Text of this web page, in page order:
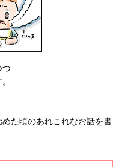
た頃のあれこれなお話を書